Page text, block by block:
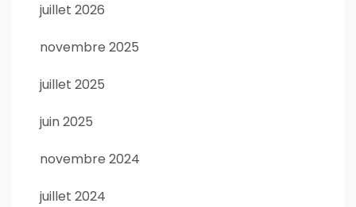
juillet 2026
novembre 2025
juillet 2025
juin 2025
novembre 2024
juillet 2024